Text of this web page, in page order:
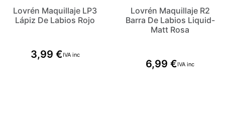
Lovrén Maquillaje LP3
Lápiz De Labios Rojo
3,99 €IVA inc
Lovrén Maquillaje R2
Barra De Labios Liquid-
Matt Rosa
6,99 €IVA inc